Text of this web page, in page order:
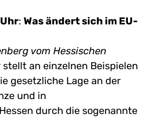
: Was ändert sich im EU-
vom Hessischen
stellt an einzelnen Beispielen
gesetzliche Lage an der
und in
durch die sogenannte